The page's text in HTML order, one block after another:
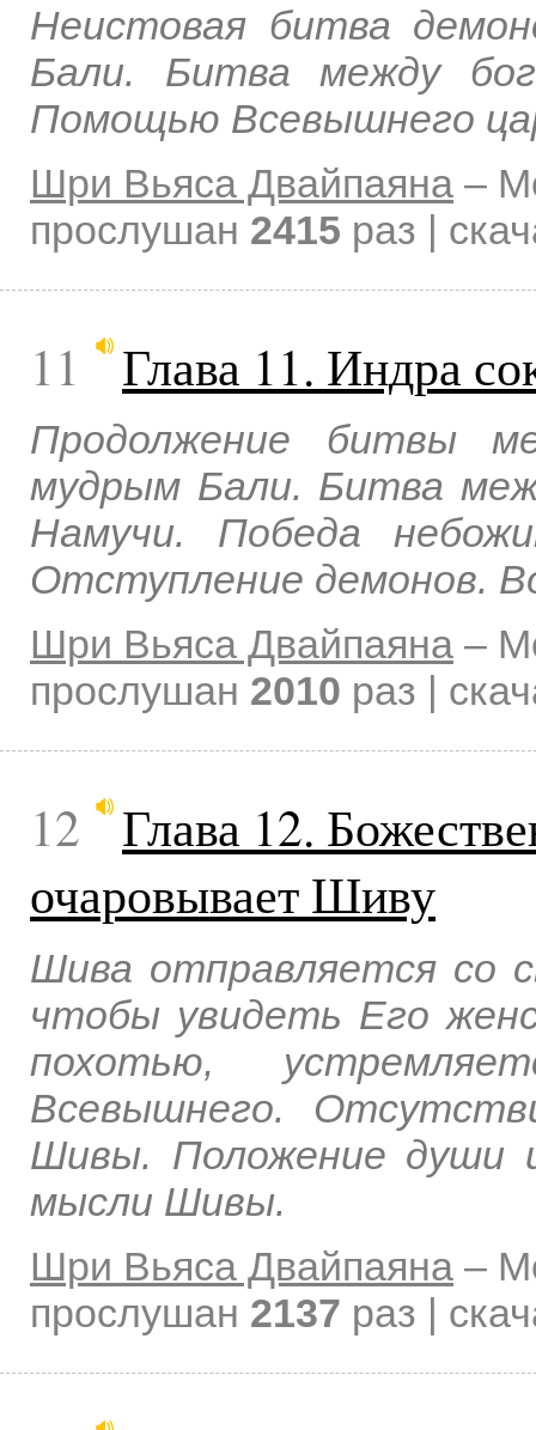
Неистовая битва
Бали. Битва между
Помощью Всевышнего
Шри Вьяса Двайпаяна –
прослушан 2415 раз |
11 Глава 11. Индра
Продолжение битвы
мудрым Бали. Битва
Намучи. Победа
Отступление демонов.
Шри Вьяса Двайпаяна –
прослушан 2010 раз |
12
Глава 12.
очаровывает Шиву
Шива отправляется со
чтобы увидеть Его
похотью,
Всевышнего.
Шивы. Положение души
мысли Шивы.
Шри Вьяса Двайпаяна –
прослушан 2137 раз |